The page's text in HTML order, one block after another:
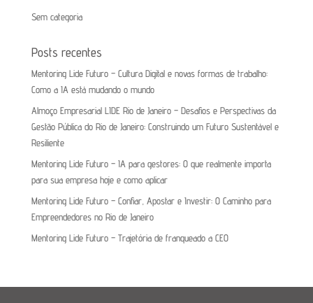
Sem categoria
Posts recentes
Mentoring Lide Futuro – Cultura Digital e novas formas de trabalho:
Como a IA está mudando o mundo
Almoço Empresarial LIDE Rio de Janeiro – Desafios e Perspectivas da
Gestão Pública do Rio de Janeiro: Construindo um Futuro Sustentável e
Resiliente
Mentoring Lide Futuro – IA para gestores: O que realmente importa
para sua empresa hoje e como aplicar
Mentoring Lide Futuro – Confiar, Apostar e Investir: O Caminho para
Empreendedores no Rio de Janeiro
Mentoring Lide Futuro – Trajetória de franqueado a CEO